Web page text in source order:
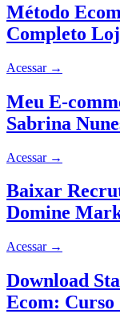
Método
Completo
Acessar →
Meu E-
Sabrina
Acessar →
Baixar
Domine
Acessar →
Download
Ecom: Curso